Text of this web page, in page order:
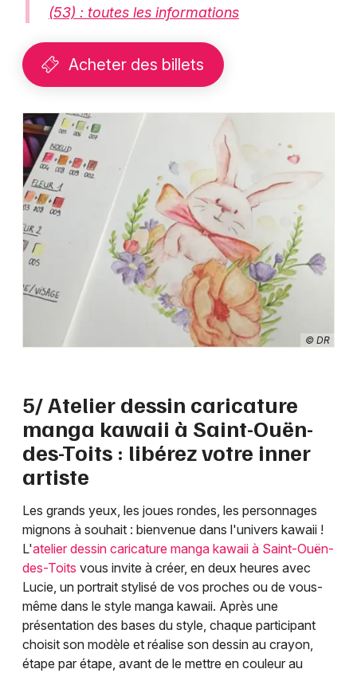
(53) : toutes les informations
Acheter des billets
© DR
5/ Atelier dessin caricature
manga kawaii à Saint-Ouën-
des-Toits : libérez votre inner
artiste
Les grands yeux, les joues rondes, les personnages
mignons à souhait : bienvenue dans l'univers kawaii !
L'atelier dessin caricature manga kawaii à Saint-Ouën-
des-Toits vous invite à créer, en deux heures avec
Lucie, un portrait stylisé de vos proches ou de vous-
même dans le style manga kawaii. Après une
présentation des bases du style, chaque participant
choisit son modèle et réalise son dessin au crayon,
étape par étape, avant de le mettre en couleur au